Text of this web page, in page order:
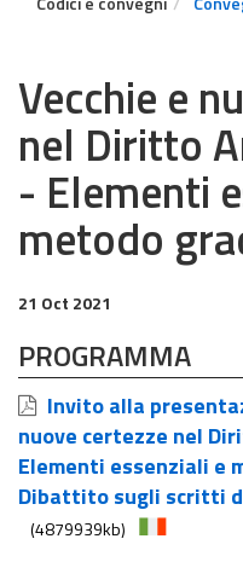
Vecchie e
nel Diritto
- Elementi
metodo
21 Oct 2021
PROGRAMMA
Invito alla
nuove certezze nel
Elementi essenziali e
Dibattito sugli scritti
(4879939kb)